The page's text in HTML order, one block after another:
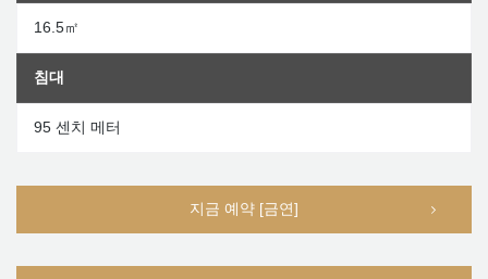
16.5㎡
침대
95 센치 메터
지금 예약 [금연]